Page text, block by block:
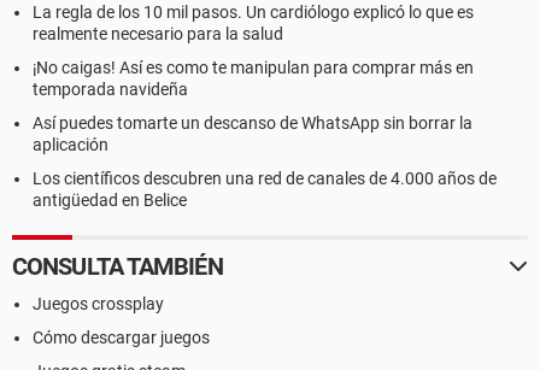
La regla de los 10 mil pasos. Un cardiólogo explicó lo que es
realmente necesario para la salud
¡No caigas! Así es como te manipulan para comprar más en
temporada navideña
Así puedes tomarte un descanso de WhatsApp sin borrar la
aplicación
Los científicos descubren una red de canales de 4.000 años de
antigüedad en Belice
CONSULTA TAMBIÉN
Juegos crossplay
Cómo descargar juegos